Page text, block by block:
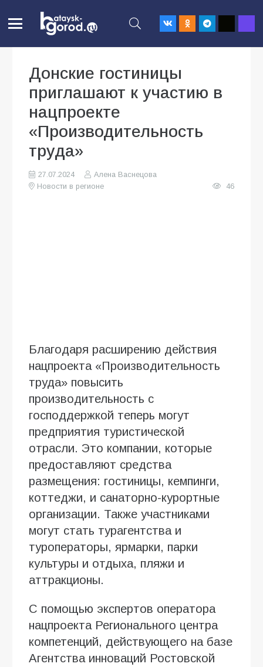
Донские гостиницы
приглашают к участию в
нацпроекте
«Производительность
труда»
27.07.2024
Алена Васнецова
Новости в регионе
46
Благодаря расширению действия
нацпроекта «Производительность
труда» повысить
производительность с
господдержкой теперь могут
предприятия туристической
отрасли. Это компании, которые
предоставляют средства
размещения: гостиницы, кемпинги,
коттеджи, и санаторно-курортные
организации. Также участниками
могут стать турагентства и
туроператоры, ярмарки, парки
культуры и отдыха, пляжи и
аттракционы.
С помощью экспертов оператора
нацпроекта Регионального центра
компетенций, действующего на базе
Агентства инноваций Ростовской